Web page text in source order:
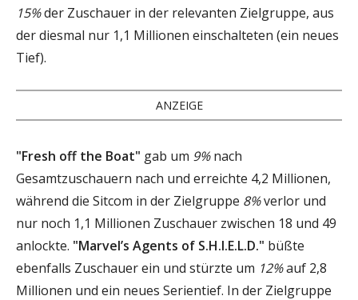
15%der Zuschauer in der relevanten Zielgruppe, aus
der diesmal nur 1,1 Millionen einschalteten (ein neues
Tief).
ANZEIGE
"Fresh off the Boat" gab um 9%nach
Gesamtzuschauern nach und erreichte 4,2 Millionen,
während die Sitcom in der Zielgruppe 8%verlor und
nur noch 1,1 Millionen Zuschauer zwischen 18 und 49
anlockte. "Marvel’s Agents of S.H.I.E.L.D." büßte
ebenfalls Zuschauer ein und stürzte um 12%auf 2,8
Millionen und ein neues Serientief. In der Zielgruppe